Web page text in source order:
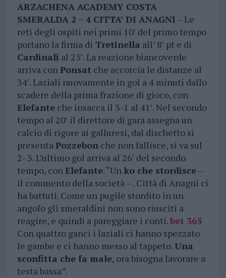
ARZACHENA ACADEMY COSTA
SMERALDA 2 – 4 CITTA’ DI ANAGNI – Le
reti degli ospiti nei primi 10′ del primo tempo
portano la firma di Tretinella all’ 8′ pt e di
Cardinali al 25′. La reazione biancoverde
arriva conPonsat che accorcia le distanze al
34′. Laziali nuovamente in gol a 4 minuti dallo
scadere della prima frazione di gioco, con
Elefanteche insacca il 3-1 al 41′. Nel secondo
tempo al 20′ il direttore di gara assegna un
calcio di rigore ai galluresi, dal dischetto si
presentaPozzebonche non fallisce, si va sul
2- 3. L’ultimo gol arriva al 26′ del secondo
tempo, conElefante. “Un ko che stordisce–
il commento della società – . Città di Anagni ci
ha battuti. Come un pugile stordito in un
angolo gli smeraldini non sono riusciti a
reagire, e quindi a pareggiare i conti.bet 365
Con quattro ganci i laziali ci hanno spezzato
le gambe e ci hanno messo al tappeto.Una
sconfitta che fa male, ora bisogna lavorare a
testa bassa”.